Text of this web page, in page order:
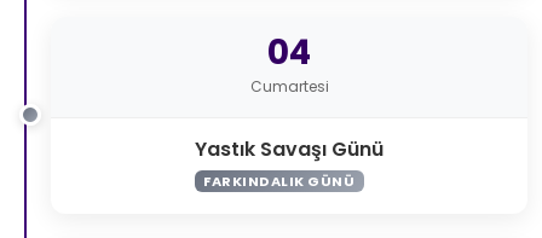
04
Cumartesi
Yastık Savaşı Günü
FARKINDALIK GÜNÜ